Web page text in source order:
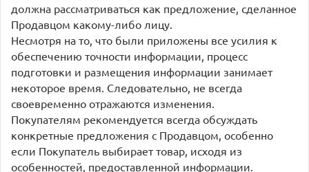
должна рассматриваться как предложение, сделанное
Продавцом какому-либо лицу.
Несмотря на то, что были приложены все усилия к
обеспечению точности информации, процесс
подготовки и размещения информации занимает
некоторое время. Следовательно, не всегда
своевременно отражаются изменения.
Покупателям рекомендуется всегда обсуждать
конкретные предложения с Продавцом, особенно
если Покупатель выбирает товар, исходя из
особенностей, предоставленной информации.